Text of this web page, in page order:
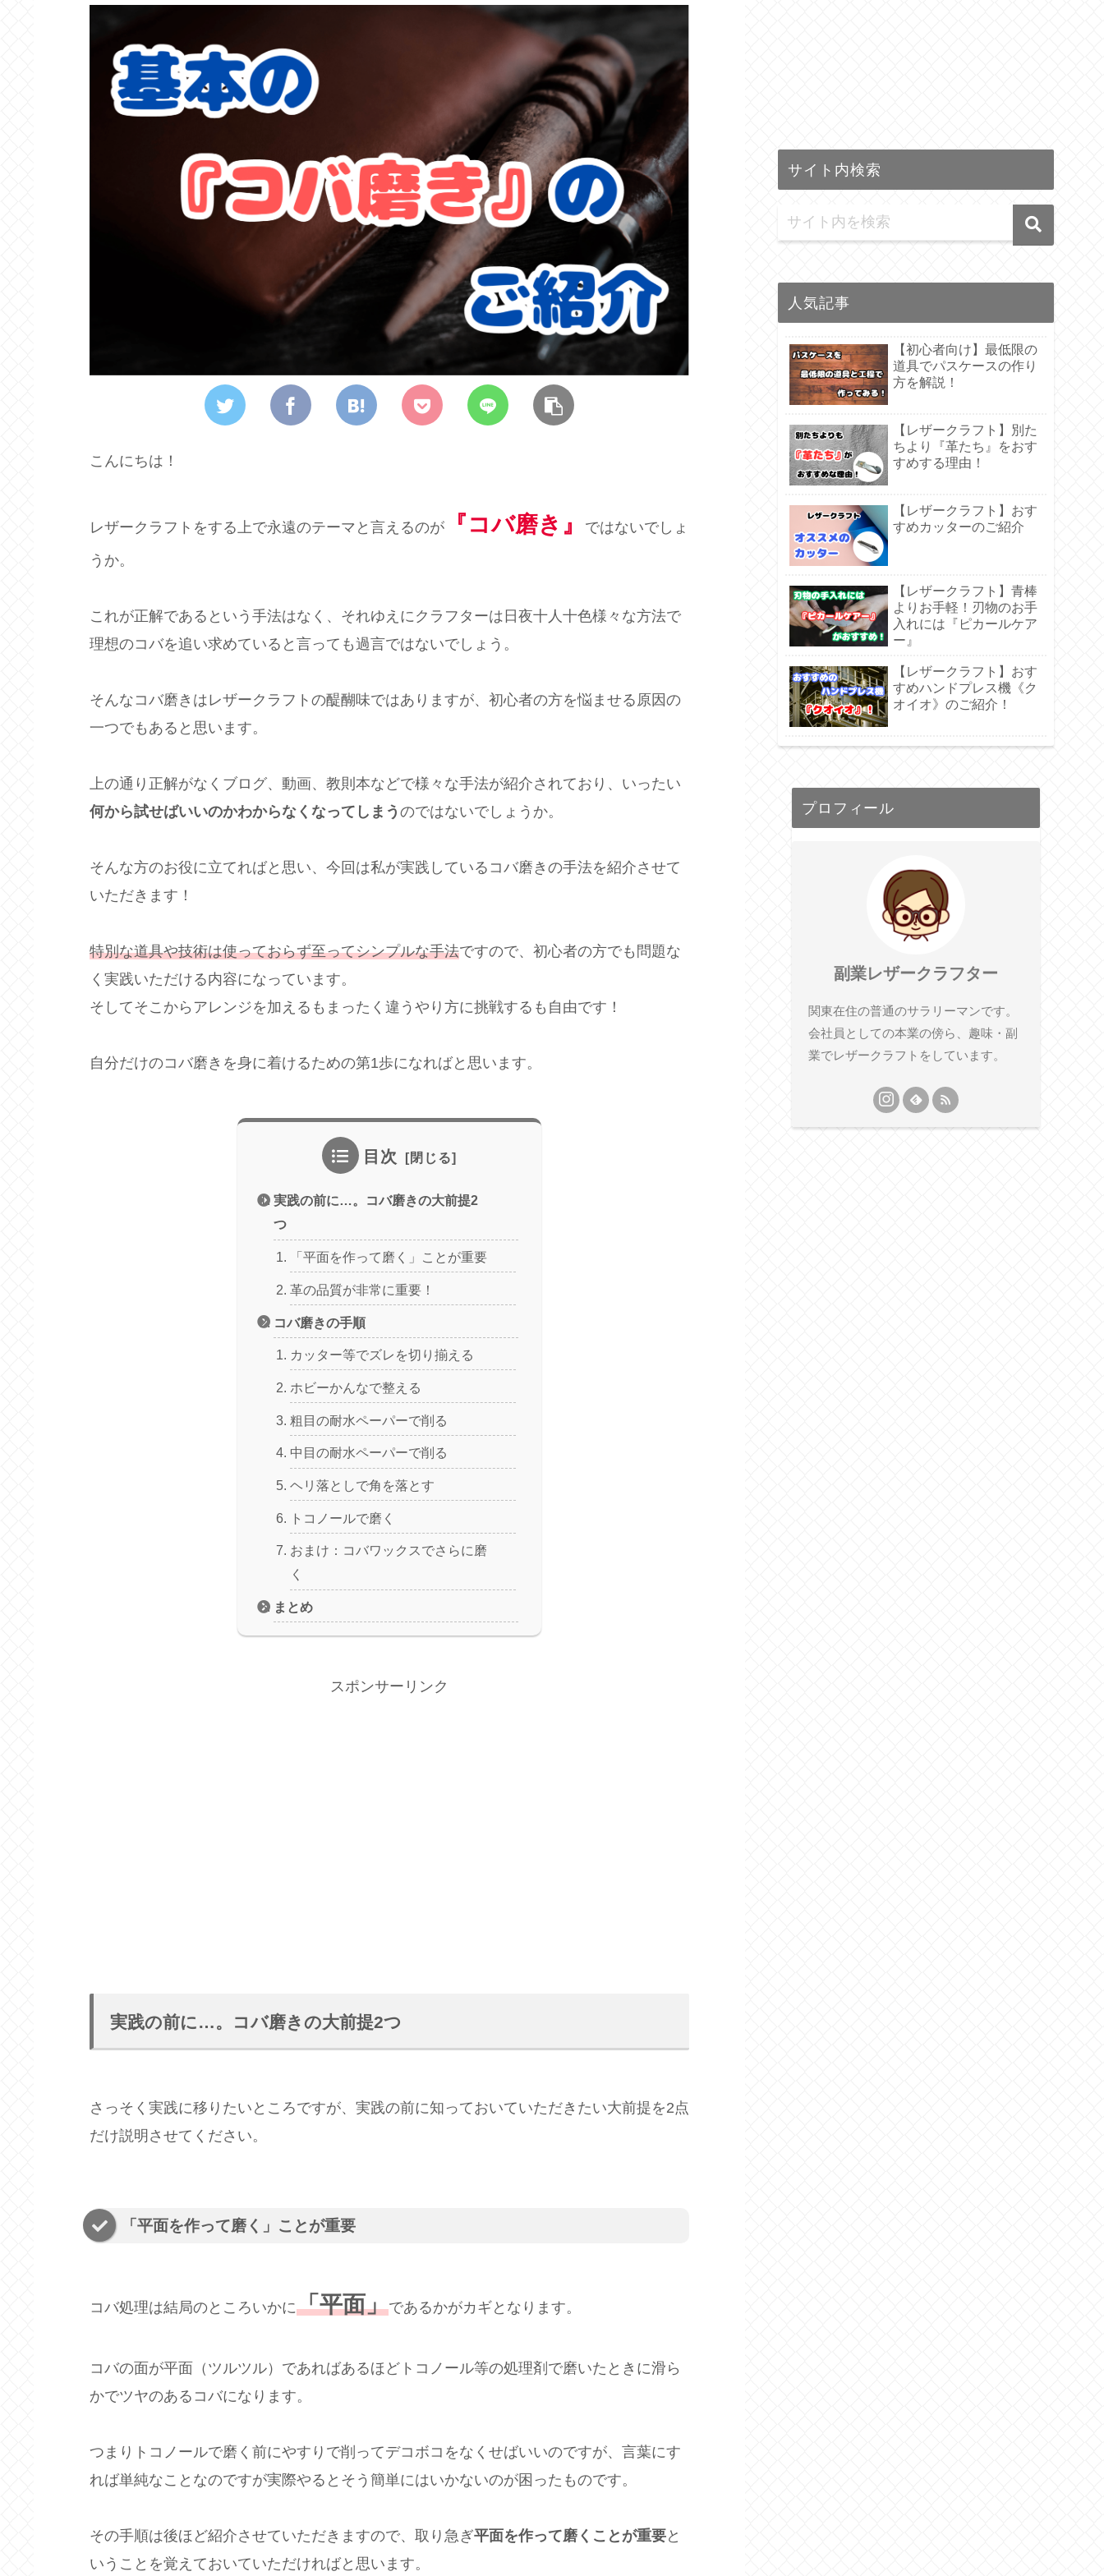
こんにちは！
レザークラフトをする上で永遠のテーマと言えるのが 『コバ磨き』
ではないでしょ
うか。
これが正解であるという手法はなく、それゆえにクラフターは日夜十人十色様々な方法で
理想のコバを追い求めていると言っても過言ではないでしょう。
そんなコバ磨きはレザークラフトの醍醐味ではありますが、初心者の方を悩ませる原因の
一つでもあると思います。
上の通り正解がなくブログ、動画、教則本などで様々な手法が紹介されており、いったい
何から試せばいいのかわからなくなってしまう のではないでしょうか。
そんな方のお役に立てればと思い、今回は私が実践しているコバ磨きの手法を紹介させて
いただきます！
特別な道具や技術は使っておらず至ってシンプルな手法ですので、初心者の方でも問題な
く実践いただける内容になっています。
そしてそこからアレンジを加えるもまったく違うやり方に挑戦するも自由です！
自分だけのコバ磨きを身に着けるための第1歩になればと思います。
目次
実践の前に…。コバ磨きの大前提2
つ
「平面を作って磨く」ことが重要
革の品質が非常に重要！
コバ磨きの手順
カッター等でズレを切り揃える
ホビーかんなで整える
粗目の耐水ペーパーで削る
中目の耐水ペーパーで削る
ヘリ落としで角を落とす
トコノールで磨く
おまけ：コバワックスでさらに磨
く
まとめ
スポンサーリンク
実践の前に…。コバ磨きの大前提2つ
さっそく実践に移りたいところですが、実践の前に知っておいていただきたい大前提を2点
だけ説明させてください。
「平面を作って磨く」ことが重要
コバ処理は結局のところいかに「平面」であるかがカギとなります。
コバの面が平面（ツルツル）であればあるほどトコノール等の処理剤で磨いたときに滑ら
かでツヤのあるコバになります。
つまりトコノールで磨く前にやすりで削ってデコボコをなくせばいいのですが、言葉にす
れば単純なことなのですが実際やるとそう簡単にはいかないのが困ったものです。
その手順は後ほど紹介させていただきますので、取り急ぎ平面を作って磨くことが重要と
いうことを覚えておいていただければと思います。
サイト内検索
人気記事
【初心者向け】最低限の
道具でパスケースの作り
方を解説！
【レザークラフト】別た
ちより『革たち』をおす
すめする理由！
【レザークラフト】おす
すめカッターのご紹介
【レザークラフト】青棒
よりお手軽！刃物のお手
入れには『ピカールケア
ー』
【レザークラフト】おす
すめハンドプレス機《ク
オイオ》のご紹介！
プロフィール
副業レザークラフター
関東在住の普通のサラリーマンです。
会社員としての本業の傍ら、趣味・副
業でレザークラフトをしています。